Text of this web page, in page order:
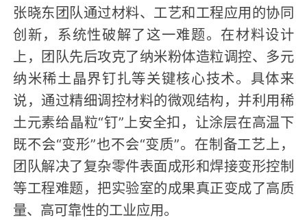
张晓东团队通过材料、工艺和工程应用的协同
创新，系统性破解了这一难题。在材料设计
上，团队先后攻克了纳米粉体造粒调控、多元
纳米稀土晶界钉扎等关键核心技术。具体来
说，通过精细调控材料的微观结构，并利用稀
土元素给晶粒“钉”上安全扣，让涂层在高温下
既不会“变形”也不会“变质”。在制备工艺上，
团队解决了复杂零件表面成形和焊接变形控制
等工程难题，把实验室的成果真正变成了高质
量、高可靠性的工业应用。